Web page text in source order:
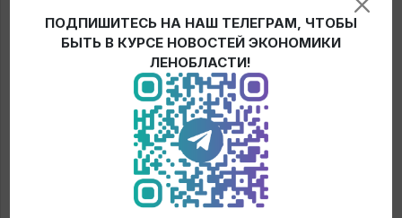
Модератор и ведущий: ГЕРАСИМОВ Роман, журналист,
телеведущий, бизнес-тренер.
Конференция станет пятой в цикле встреч «Новый кризис
– новые возможности», посвященном актуальным
вопросам бизнеса Ленобласти. Записи предыдущих
трансляций доступны на нашемYouTube-канале
ПОДПИШИТЕСЬ НА НАШ ТЕЛЕГРАМ, ЧТОБЫ
БЫТЬ В КУРСЕ НОВОСТЕЙ ЭКОНОМИКИ
ЛЕНОБЛАСТИ!